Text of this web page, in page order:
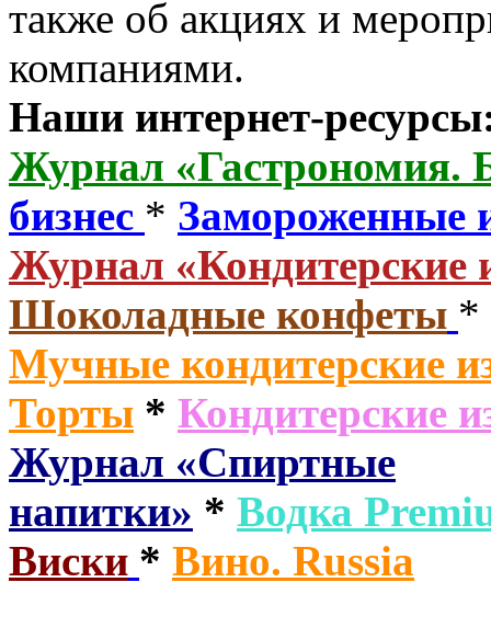
также об акциях и
компаниями.
Наши интернет-
Журнал «Гастрономия.
бизнес * Замороженные
Журнал «Кондитерские
Шоколадные конфеты *
Мучные кондитерские
Торты * Кондитерские
Журнал «Спиртные
напитки» * Водка
Виски * Вино. Russia